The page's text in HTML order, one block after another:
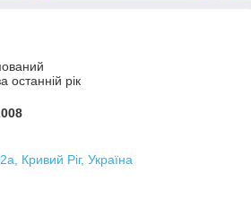
останній рік
Кривий Ріг, Україна